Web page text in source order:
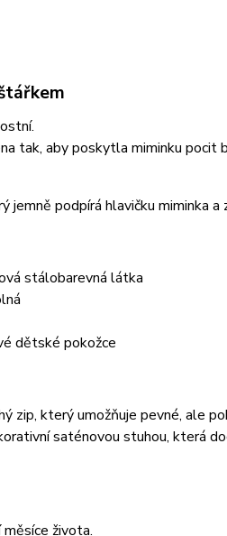
tak, aby poskytla miminku
podpírá hlavičku miminka a
stálobarevná látka
dětské pokožce
zip, který umožňuje pevné, ale
saténovou stuhou, která
života.